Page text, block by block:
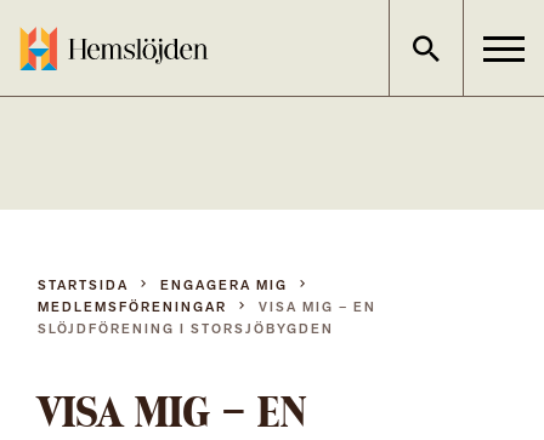
innehållet
STARTSIDA
ENGAGERA MIG
MEDLEMSFÖRENINGAR
VISA MIG – EN
SLÖJDFÖRENING I STORSJÖBYGDEN
VISA MIG – EN